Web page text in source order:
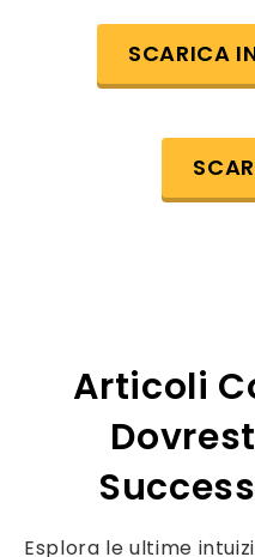
SCARICA
Articoli
Esplora le ultime